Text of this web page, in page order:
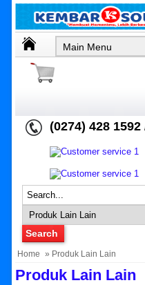
(0274) 428
Home » Produk Lain Lain
Produk Lain Lain